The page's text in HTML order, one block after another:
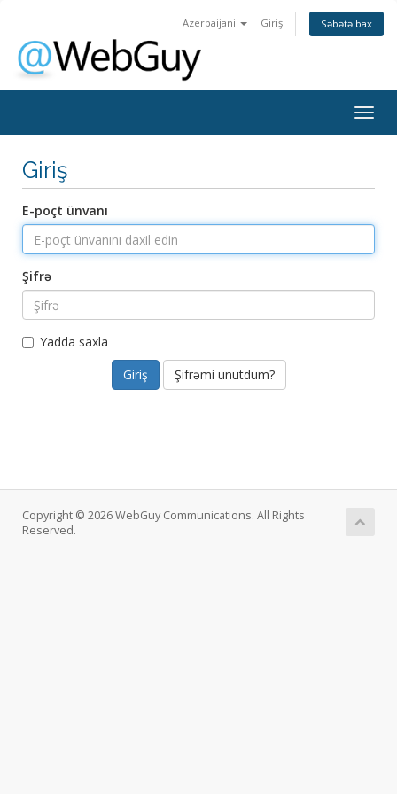
Azerbaijani Giriş Səbətə bax
Giriş
E-poçt ünvanı
Şifrə
Yadda saxla
Şifrəmi unutdum?
Copyright © 2026 WebGuy Communications. All Rights
Reserved.